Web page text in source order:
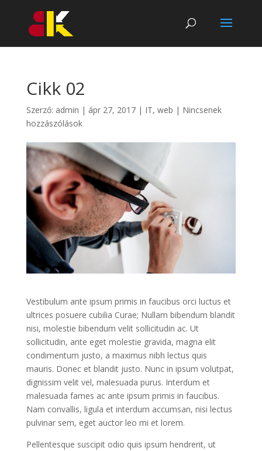
Cikk 02
Szerző: admin | ápr 27, 2017| IT, web | Nincsenek
hozzászólások
Vestibulum ante ipsum primis in faucibus orci luctus et
ultrices posuere cubilia Curae; Nullam bibendum blandit
nisi, molestie bibendum velit sollicitudin ac. Ut
sollicitudin, ante eget molestie gravida, magna elit
condimentum justo, a maximus nibh lectus quis
mauris. Donec et blandit justo. Nunc in ipsum volutpat,
dignissim velit vel, malesuada purus. Interdum et
malesuada fames ac ante ipsum primis in faucibus.
Nam convallis, ligula et interdum accumsan, nisi lectus
pulvinar sem, eget auctor leo mi et lorem.
Pellentesque suscipit odio quis ipsum hendrerit, ut